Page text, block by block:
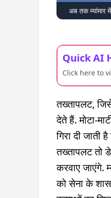
अब तक म्यांमार
Quick AI
Click here to
तख्तापलट,
देते हैं. मोटा-
गिरा दी
तख्तापलट तो
करवाए जाएंगे.
को सेना के